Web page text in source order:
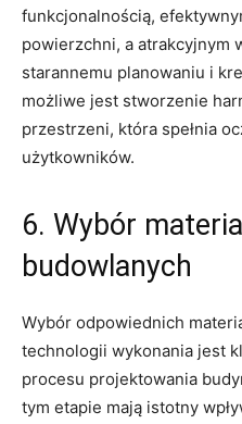
⁣funkcjonalnością,
powierzchni, a atrakcyjnym
starannemu planowaniu i
⁢możliwe jest stworzenie
przestrzeni, która spełnia
użytkowników.
6.​ Wybór‌
budowlanych
Wybór odpowiednich
technologii wykonania jest
procesu projektowania
tym⁢ etapie mają‌ istotny